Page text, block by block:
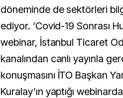
döneminde de sektörleri
ediyor. ‘Covid-19 Sonrası
webinar, İstanbul Ticaret
kanalından canlı yayınla
konuşmasını İTO Başkan
Kuralay’ın yaptığı